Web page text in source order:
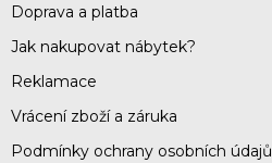
Doprava a platba
Jak nakupovat nábytek?
Reklamace
Vrácení zboží a záruka
Podmínky ochrany osobních údajů